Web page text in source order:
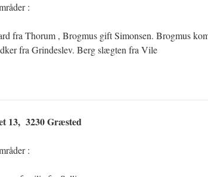
:
fra Thorum , Brogmus gift Simonsen. Brogmus
fra Grindeslev. Berg slægten fra Vile
13, 3230 Græsted
: